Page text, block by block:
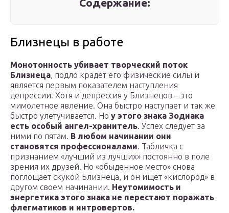
Содержание:
Близнецы в работе
Монотонность убивает творческий поток
Близнеца, подло крадет его физические силы и
является первым показателем наступления
депрессии. Хотя и депрессия у Близнецов – это
мимолетное явление. Она быстро наступает и так же
быстро улетучивается. Но у этого знака Зодиака
есть особый ангел-хранитель. Успех следует за
ними по пятам. В любом начинании они
становятся профессионалами. Табличка с
признанием «лучший из лучших» постоянно в поле
зрения их друзей. Но «обыденное место» снова
поглощает скукой Близнеца, и он ищет «кислород» в
другом своем начинании. Неутомимость и
энергетика этого знака не перестают поражать
флегматиков и интровертов.